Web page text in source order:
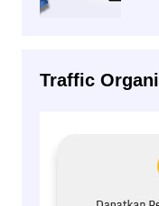
Traffic